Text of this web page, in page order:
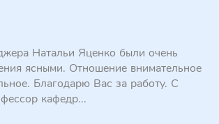
Натальи Яценко были очень
ясными. Отношение внимательное
Благодарю Вас за работу. С
кафедр...